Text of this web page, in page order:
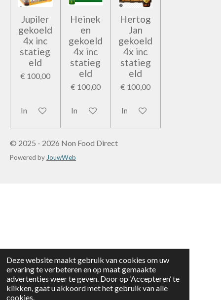
Deze website maakt gebruik van cookies om uw
ervaring te verbeteren en op maat gemaakte
advertenties weer te geven. Door op ‘Accepteren’ te
klikken, gaat u akkoord met het gebruik van alle
cookies.
Jupiler
gekoeld
4x inc
statieg
eld
€ 100,00
In winkelwagen
Heinek
en
gekoeld
4x inc
statieg
eld
€ 100,00
In winkelwagen
Hertog
Jan
gekoeld
4x inc
statieg
eld
€ 100,00
In winkelwagen
© 2025 - 2026 Non Food Direct
Powered by JouwWeb